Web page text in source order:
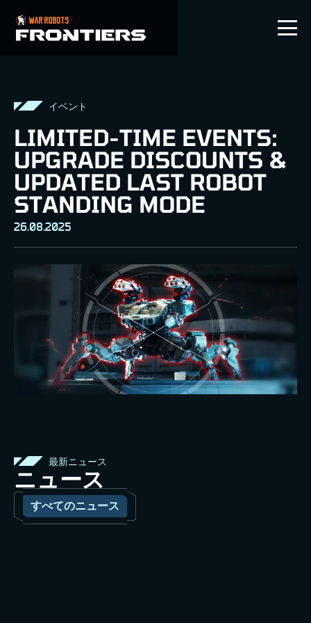
JP
イベント
LIMITED-TIME EVENTS:
UPGRADE DISCOUNTS &
UPDATED LAST ROBOT
STANDING MODE
26.08.2025
最新ニュース
ニュース
すべてのニュース